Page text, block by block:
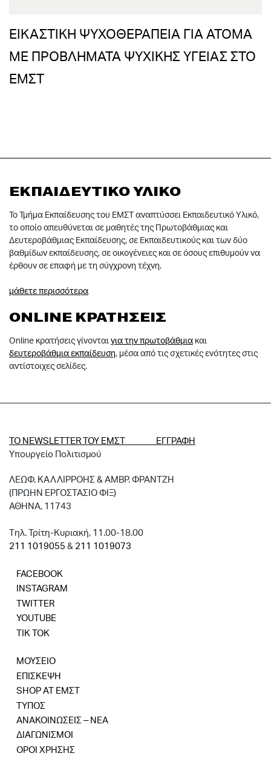
ΕΙΚΑΣΤΙΚΗ ΨΥΧΟΘΕΡΑΠΕΙΑ ΓΙΑ ΑΤΟΜΑ
ΜΕ ΠΡΟΒΛΗΜΑΤΑ ΨΥΧΙΚΗΣ ΥΓΕΙΑΣ ΣΤΟ
ΕΜΣΤ
ΕΚΠΑΙΔΕΥΤΙΚΟ ΥΛΙΚΟ
Το Τμήμα Εκπαίδευσης του ΕΜΣΤ αναπτύσσει Εκπαιδευτικό Υλικό,
το οποίο απευθύνεται σε μαθητές της Πρωτοβάθμιας και
Δευτεροβάθμιας Εκπαίδευσης, σε Εκπαιδευτικούς και των δύο
βαθμίδων εκπαίδευσης, σε οικογένειες και σε όσους επιθυμούν να
έρθουν σε επαφή με τη σύγχρονη τέχνη.
μάθετε περισσότερα
ONLINE ΚΡΑΤΗΣΕΙΣ
Online κρατήσεις γίνονται για την πρωτοβάθμια και
δευτεροβάθμια εκπαίδευση, μέσα από τις σχετικές ενότητες στις
αντίστοιχες σελίδες.
ΤΟ NEWSLETTER ΤΟΥ ΕΜΣΤ ΕΓΓΡΑΦΗ
Υπουργείο Πολιτισμού
ΛΕΩΦ. ΚΑΛΛΙΡΡΟΗΣ & ΑΜΒΡ. ΦΡΑΝΤΖΗ
(ΠΡΩΗΝ ΕΡΓΟΣΤΑΣΙΟ ΦΙΞ)
ΑΘΗΝΑ, 11743
Tηλ. Τρίτη-Κυριακή, 11.00-18.00
211 1019055 & 211 1019073
FACEBOOK
INSTAGRAM
TWITTER
YOUTUBE
TIK TOK
ΜΟΥΣΕΙΟ
ΕΠΙΣΚΕΨΗ
SHOP AT ΕΜΣΤ
ΤΥΠΟΣ
ΑΝΑΚΟΙΝΩΣΕΙΣ – ΝΕΑ
ΔΙΑΓΩΝΙΣΜΟΙ
ΟΡΟΙ ΧΡΗΣΗΣ